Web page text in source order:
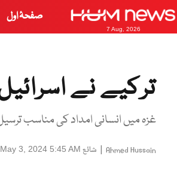
7 Aug, 2026
صفحۂ اول
ترکیے نے
غزہ میں انسانی امداد کی مناسب
Ahmed Hussain
| شائع May 3, 2024 5:45 AM